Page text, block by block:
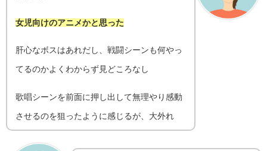
女児向けのアニメかと思った
肝心なボスはあれだし、戦闘シーンも何やっ
てるのかよくわからず見どころなし
歌唱シーンを前面に押し出して無理やり感動
させるのを狙ったように感じるが、大外れ